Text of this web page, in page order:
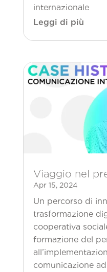
internazionale
Leggi di più
Viaggio nel
Apr 15, 2024
Un percorso di
trasformazione
cooperativa
formazione del
comunicazione